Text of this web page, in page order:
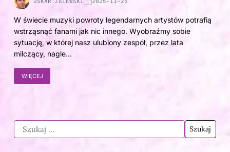
W świecie muzyki powroty legendarnych artystów potrafią
wstrząsnąć fanami jak nic innego. Wyobraźmy sobie
sytuację, w której nasz ulubiony zespół, przez lata
milczący, nagle…
WIĘCEJ